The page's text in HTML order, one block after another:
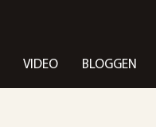
VIDEO BLOGGEN